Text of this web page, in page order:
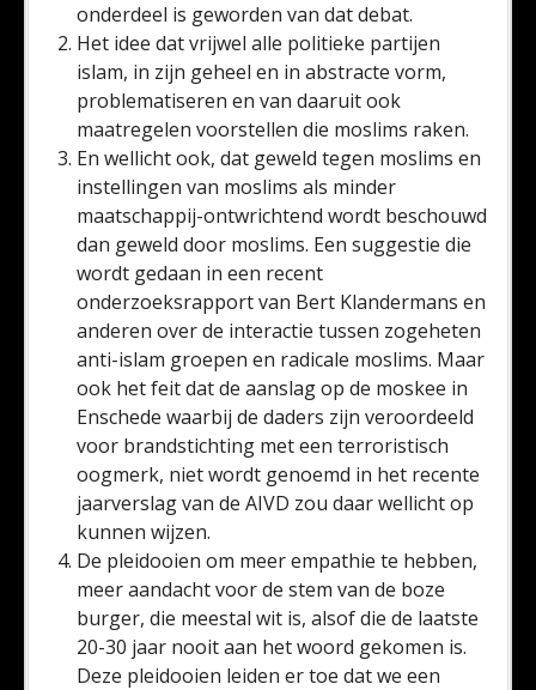
onderdeel is geworden van dat debat.
Het idee dat vrijwel alle politieke partijen
islam, in zijn geheel en in abstracte vorm,
problematiseren en van daaruit ook
maatregelen voorstellen die moslims raken.
En wellicht ook, dat geweld tegen moslims en
instellingen van moslims als minder
maatschappij-ontwrichtend wordt beschouwd
dan geweld door moslims. Een suggestie die
wordt gedaan in een recent
onderzoeksrapport van Bert Klandermans en
anderen over de interactie tussen zogeheten
anti-islam groepen en radicale moslims. Maar
ook het feit dat de aanslag op de moskee in
Enschede waarbij de daders zijn veroordeeld
voor brandstichting met een terroristisch
oogmerk, niet wordt genoemd in het recente
jaarverslag van de AIVD zou daar wellicht op
kunnen wijzen.
De pleidooien om meer empathie te hebben,
meer aandacht voor de stem van de boze
burger, die meestal wit is, alsof die de laatste
20-30 jaar nooit aan het woord gekomen is.
Deze pleidooien leiden er toe dat we een